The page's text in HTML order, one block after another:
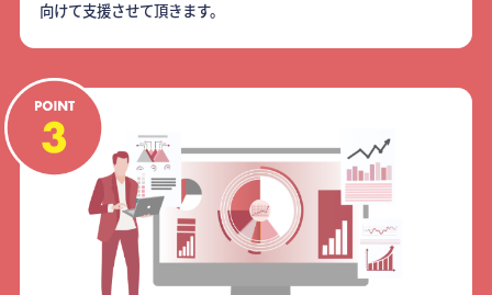
向けて支援させて頂きます。